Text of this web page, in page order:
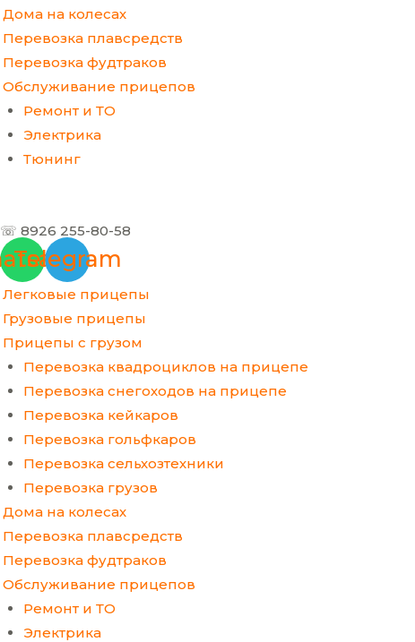
Дома на колесах
Перевозка плавсредств
Перевозка фудтраков
Обслуживание прицепов
Ремонт и ТО
Электрика
Тюнинг
☏ 8926 255-80-58
Telegram
Легковые прицепы
Грузовые прицепы
Прицепы с грузом
Перевозка квадроциклов на прицепе
Перевозка снегоходов на прицепе
Перевозка кейкаров
Перевозка гольфкаров
Перевозка сельхозтехники
Перевозка грузов
Дома на колесах
Перевозка плавсредств
Перевозка фудтраков
Обслуживание прицепов
Ремонт и ТО
Электрика